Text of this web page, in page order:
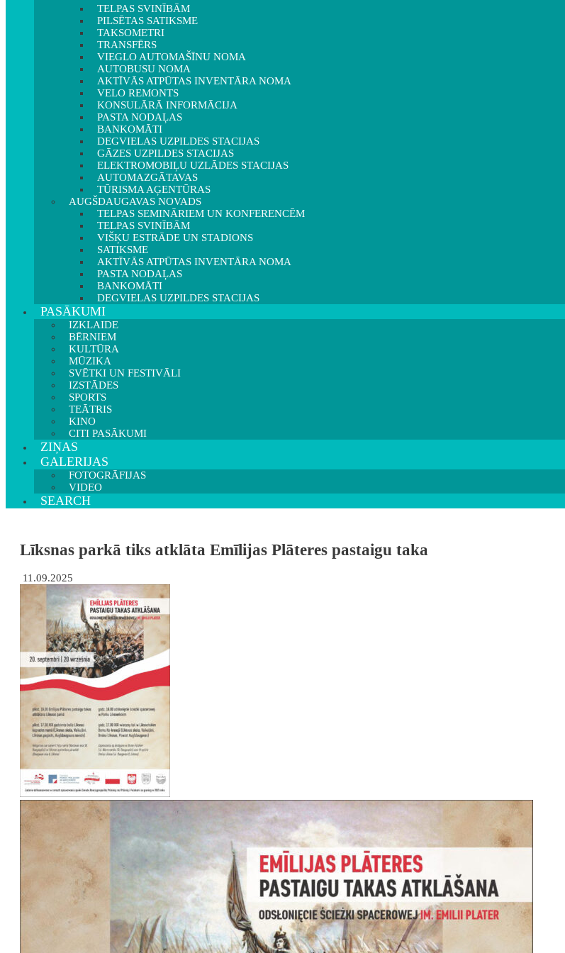
TELPAS SVINĪBĀM
PILSĒTAS SATIKSME
TAKSOMETRI
TRANSFĒRS
VIEGLO AUTOMAŠĪNU NOMA
AUTOBUSU NOMA
AKTĪVĀS ATPŪTAS INVENTĀRA NOMA
VELO REMONTS
KONSULĀRĀ INFORMĀCIJA
PASTA NODAĻAS
BANKOMĀTI
DEGVIELAS UZPILDES STACIJAS
GĀZES UZPILDES STACIJAS
ELEKTROMOBIĻU UZLĀDES STACIJAS
AUTOMAZGĀTAVAS
TŪRISMA AĢENTŪRAS
AUGŠDAUGAVAS NOVADS
TELPAS SEMINĀRIEM UN KONFERENCĒM
TELPAS SVINĪBĀM
VIŠĶU ESTRĀDE UN STADIONS
SATIKSME
AKTĪVĀS ATPŪTAS INVENTĀRA NOMA
PASTA NODAĻAS
BANKOMĀTI
DEGVIELAS UZPILDES STACIJAS
PASĀKUMI
IZKLAIDE
BĒRNIEM
KULTŪRA
MŪZIKA
SVĒTKI UN FESTIVĀLI
IZSTĀDES
SPORTS
TEĀTRIS
KINO
CITI PASĀKUMI
ZIŅAS
GALERIJAS
FOTOGRĀFIJAS
VIDEO
SEARCH
Līksnas parkā tiks atklāta Emīlijas Plāteres pastaigu taka
11.09.2025